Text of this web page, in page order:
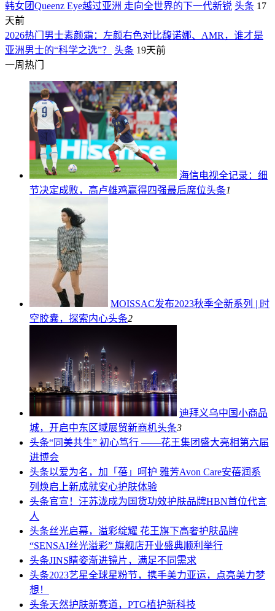
韩女团Queenz Eye越过亚洲 走向全世界的下一代新锐 头条 17
天前
2026热门男士素颜霜：左颜右色对比馥诺娜、AMR，谁才是
亚洲男士的“科学之选”？
头条 19天前
一周热门
海信电视全记录：细
节决定成败，高卢雄鸡赢得四强最后席位头条1
MOISSAC发布2023秋季全新系列 | 时
空胶囊，探索内心头条2
迪拜义乌中国小商品
城，开启中东区域展贸新商机头条3
头条“同美共生” 初心笃行 ——花王集团盛大亮相第六届
进博会
头条以爱为名，加「蓓」呵护 雅芳Avon Care安蓓润系
列焕启上新成就安心护肤体验
头条官宣！汪苏泷成为国货功效护肤品牌HBN首位代言
人
头条丝光启幕，溢彩绽耀 花王旗下高奢护肤品牌
“SENSAI丝光溢彩” 旗舰店开业盛典顺利举行
头条JINS睛姿渐进镜片，满足不同需求
头条2023艺星全球星粉节，携手美力亚运，点亮美力梦
想！
头条天然护肤新赛道，PTG植护新科技